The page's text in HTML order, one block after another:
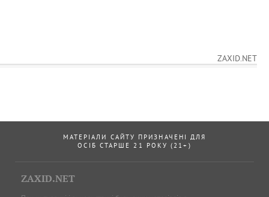
ZAXID.NET
МАТЕРІАЛИ САЙТУ ПРИЗНАЧЕНІ ДЛЯ
ОСІБ СТАРШЕ 21 РОКУ (21+)
ZAXID.NET